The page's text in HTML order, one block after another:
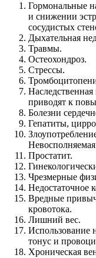
Гормональные
и снижении
сосудистых
Дыхательная
Травмы.
Остеохондроз.
Стрессы.
приводят к
Болезни
Гепатиты,
Простатит.
Чрезмерные
Недостаточное
Вредные
кровотока.
Лишний вес.
Использование
тонус и
Хроническая